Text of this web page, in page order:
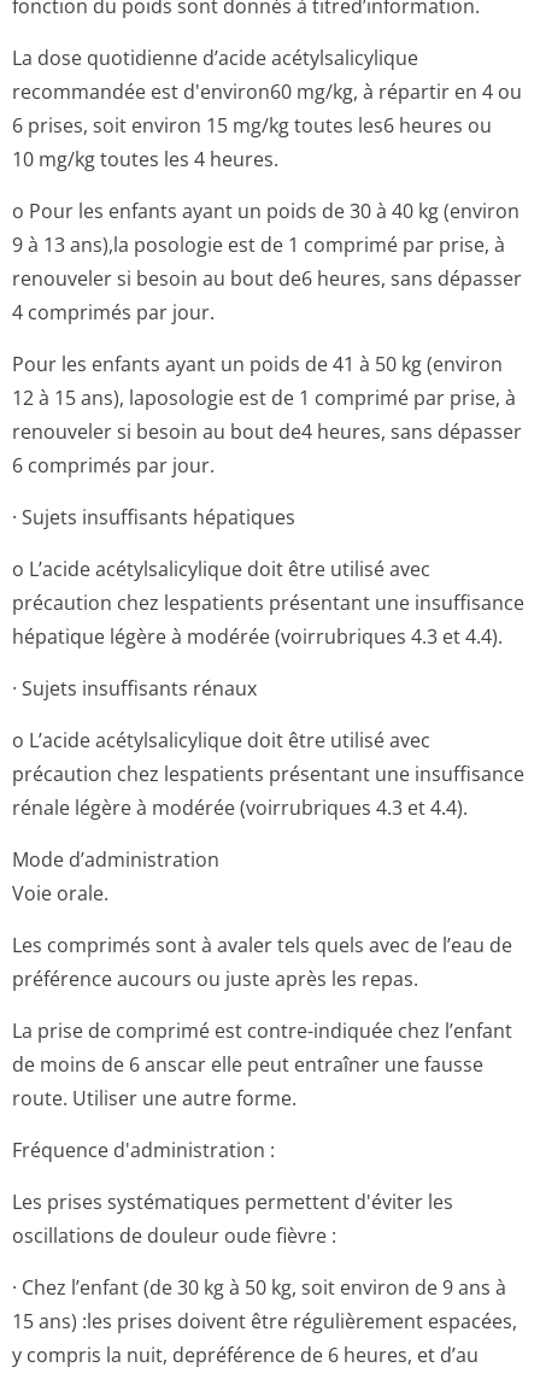
fonction du poids sont donnés à titred’information.
La dose quotidienne d’acide acétylsalicylique
recommandée est d'environ60 mg/kg, à répartir en 4 ou
6 prises, soit environ 15 mg/kg toutes les6 heures ou
10 mg/kg toutes les 4 heures.
o Pour les enfants ayant un poids de 30 à 40 kg (environ
9 à 13 ans),la posologie est de 1 comprimé par prise, à
renouveler si besoin au bout de6 heures, sans dépasser
4 comprimés par jour.
Pour les enfants ayant un poids de 41 à 50 kg (environ
12 à 15 ans), laposologie est de 1 comprimé par prise, à
renouveler si besoin au bout de4 heures, sans dépasser
6 comprimés par jour.
· Sujets insuffisants hépatiques
o L’acide acétylsalicylique doit être utilisé avec
précaution chez lespatients présentant une insuffisance
hépatique légère à modérée (voirrubriques 4.3 et 4.4).
· Sujets insuffisants rénaux
o L’acide acétylsalicylique doit être utilisé avec
précaution chez lespatients présentant une insuffisance
rénale légère à modérée (voirrubriques 4.3 et 4.4).
Mode d’administration
Voie orale.
Les comprimés sont à avaler tels quels avec de l’eau de
préférence aucours ou juste après les repas.
La prise de comprimé est contre-indiquée chez l’enfant
de moins de 6 anscar elle peut entraîner une fausse
route. Utiliser une autre forme.
Fréquence d'administration :
Les prises systématiques permettent d'éviter les
oscillations de douleur oude fièvre :
· Chez l’enfant (de 30 kg à 50 kg, soit environ de 9 ans à
15 ans) :les prises doivent être régulièrement espacées,
y compris la nuit, depréférence de 6 heures, et d’au